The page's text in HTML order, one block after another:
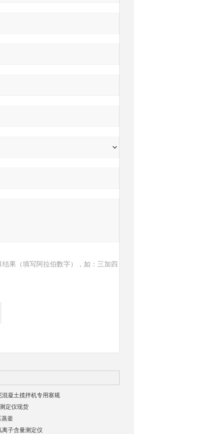
结果（填写阿拉伯数字），如：三加四
混凝土揽拌机专用塞规
定仪现货
蒸釜
子含量测定仪